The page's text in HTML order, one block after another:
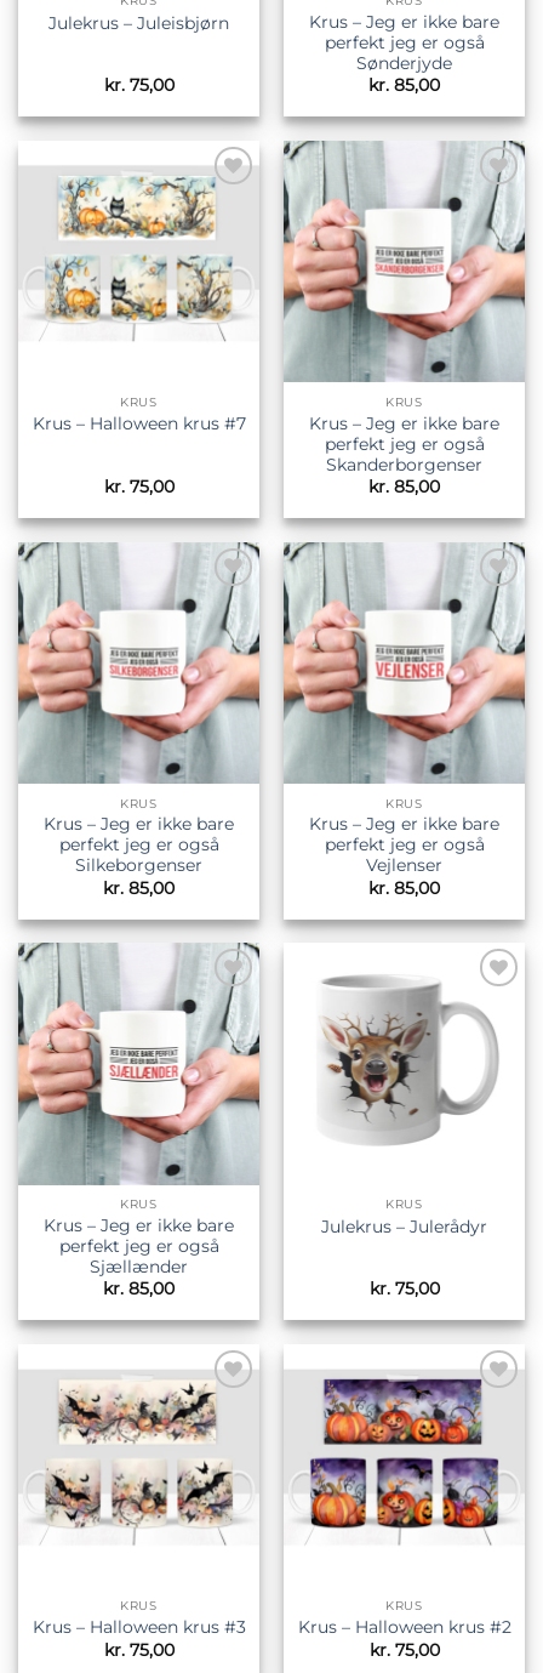
Julekrus – Juleisbjørn
kr.75,00
Krus – Jeg er ikke bare
perfekt jeg er også
Sønderjyde
kr. 85,00
Tilføj til
ønskeliste
KRUS
Krus – Halloween krus #7
kr.75,00
Tilføj til
ønskeliste
KRUS
Krus – Jeg er ikke bare
perfekt jeg er også
Skanderborgenser
kr. 85,00
Tilføj til
ønskeliste
KRUS
Krus – Jeg er ikke bare
perfekt jeg er også
Silkeborgenser
kr. 85,00
Tilføj til
ønskeliste
KRUS
Krus – Jeg er ikke bare
perfekt jeg er også
Vejlenser
kr. 85,00
Tilføj til
ønskeliste
KRUS
Krus – Jeg er ikke bare
perfekt jeg er også
Sjællænder
kr. 85,00
Tilføj til
ønskeliste
KRUS
Julekrus – Julerådyr
kr.75,00
Tilføj til
ønskeliste
KRUS
Krus – Halloween krus #3
kr.75,00
Tilføj til
ønskeliste
KRUS
Krus – Halloween krus #2
kr.75,00